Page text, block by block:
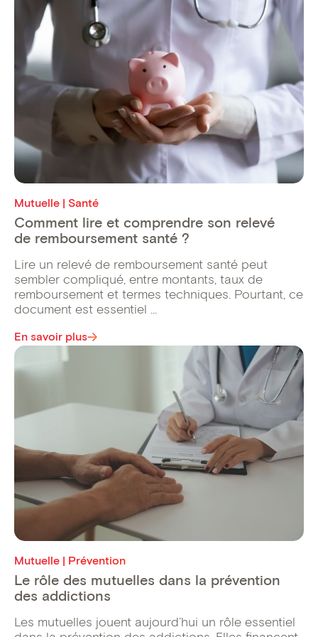
Mutuelle | Santé
Comment lire et comprendre son relevé
de remboursement santé ?
Lire un relevé de remboursement santé peut
sembler compliqué, entre montants, taux de
remboursement et termes techniques. Pourtant, ce
document est essentiel ...
En savoir plus
Mutuelle | Prévention
Le rôle des mutuelles dans la prévention
des addictions
Les mutuelles jouent aujourd’hui un rôle essentiel